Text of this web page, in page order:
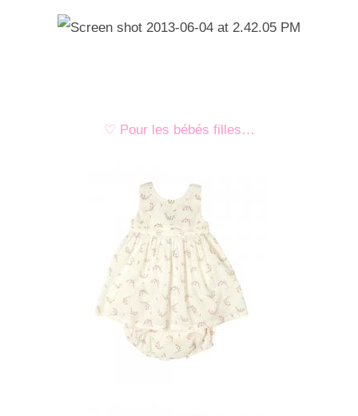
♡ Pour les bébés filles…